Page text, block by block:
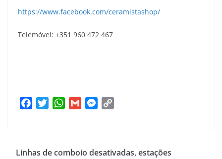
https://www.facebook.com/ceramistashop/
Telemóvel: +351 960 472 467
b
t
W
s
l
M
e
L
Linhas de comboio desativadas, estações